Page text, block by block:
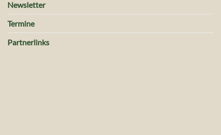
Newsletter
Termine
Partnerlinks